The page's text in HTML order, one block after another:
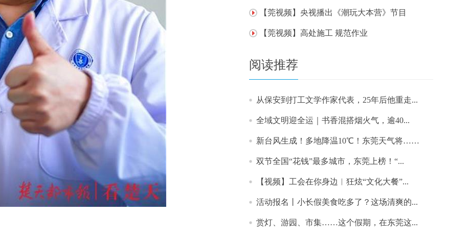
【莞视频】央视播出《潮玩大本营》节目
【莞视频】高处施工 规范作业
阅读推荐
从保安到打工文学作家代表，25年后他重走...
​全域文明迎全运｜书香混搭烟火气，逾40...
新台风生成！多地降温10℃！东莞天气将……
双节全国“花钱”最多城市，东莞上榜！“...
【视频】工会在你身边︱狂炫“文化大餐”...
活动报名丨小长假美食吃多了？这场清爽的...
赏灯、游园、市集……这个假期，在东莞这...